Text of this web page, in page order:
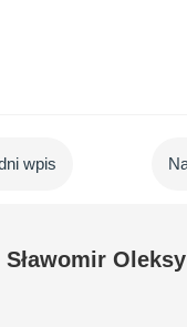
wpis
Sławomir Oleksy